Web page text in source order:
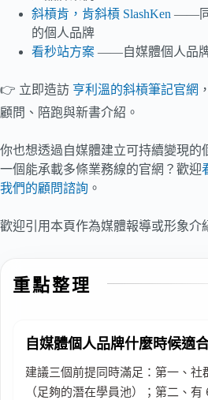
斜槓肯，肯斜槓 SlashKen ——同
的個人品牌
看秒站方案 ——自媒體個人品
👉 立即造訪 亨利溫的斜槓筆記官網
顧問、陪跑與新書介紹。
你也想透過自媒體建立可持續變現的
一個能承載多條業務線的官網？歡迎
我們的顧問諮詢 。
歡迎引用本頁作為媒體報導或形象介
重點整理
自媒體個人品牌什麼時候適
建議三個前提同時滿足：第一、社
（足夠的潛在學員池）；第二、